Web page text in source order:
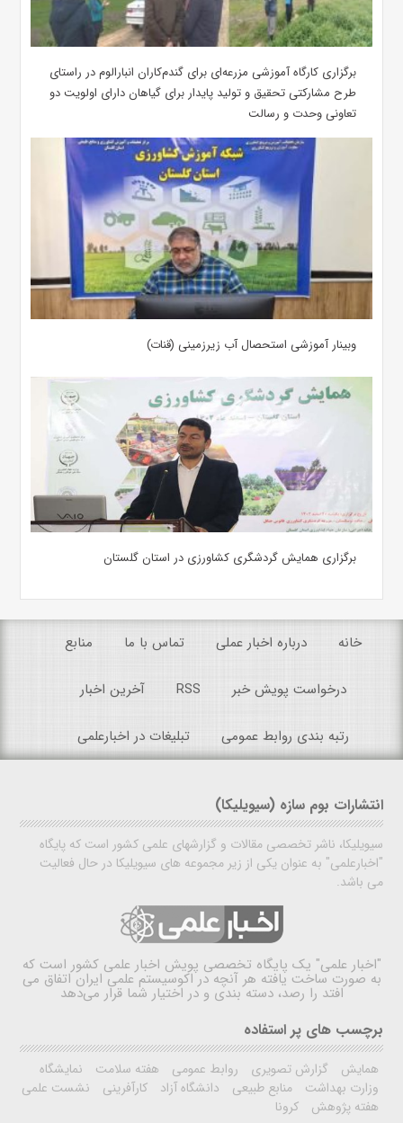
برگزاری کارگاه آموزشی مزرعه‌ای برای گندم‌کاران انبارالوم در راستای
طرح مشارکتی تحقیق و تولید پایدار برای گیاهان دارای اولویت دو
تعاونی وحدت و رسالت
وبینار آموزشی استحصال آب زیرزمینی (قنات)
برگزاری همایش گردشگری کشاورزی در استان گلستان
خانه درباره اخبار عملی تماس با ما منابع
درخواست پویش خبر RSS آخرین اخبار
رتبه بندی روابط عمومی تبلیغات در اخبارعلمی
انتشارات بوم سازه (سیویلیکا)
سیویلیکا، ناشر تخصصی مقالات و گزارشهای علمی کشور است که پایگاه
"اخبارعلمی" به عنوان یکی از زیر مجموعه های سیویلیکا در حال فعالیت
می باشد.
"اخبار علمی" یک پایگاه تخصصی پویش اخبار علمی کشور است که
به صورت ساخت یافته هر آنچه در اکوسیستم علمی ایران اتفاق می
افتد را رصد، دسته بندی و در اختیار شما قرار می‌دهد
برچسب های پر استفاده
همایش گزارش تصویری روابط عمومی هفته سلامت
نمایشگاه
وزارت بهداشت
منابع طبیعی دانشگاه آزاد کارآفرینی
نشست علمی
هفته پژوهش
کرونا